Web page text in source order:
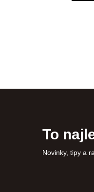
To
Novinky, tipy a